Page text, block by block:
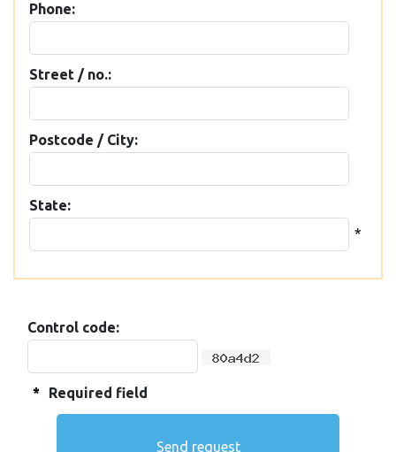
Phone:
Street / no.:
Postcode / City:
State:
*
Control code:
* Required field